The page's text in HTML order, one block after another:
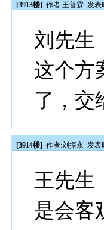
[3913楼] 作者:王普霖 发表
刘先生
这个方
了，交
[3914楼] 作者:刘振永 发表
王先生
是会客